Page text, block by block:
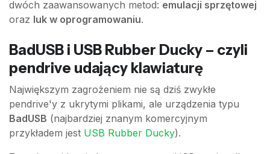
dwóch zaawansowanych metod: emulacji sprzętowej
oraz luk w oprogramowaniu.
BadUSB i USB Rubber Ducky – czyli
pendrive udający klawiaturę
Największym zagrożeniem nie są dziś zwykłe
pendrive'y z ukrytymi plikami, ale urządzenia typu
BadUSB (najbardziej znanym komercyjnym
przykładem jest USB Rubber Ducky).